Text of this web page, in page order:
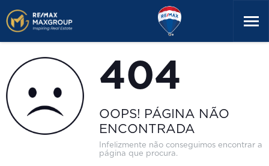
404
OOPS! PÁGINA NÃO
ENCONTRADA
Infelizmente não conseguimos encontrar a
página que procura.